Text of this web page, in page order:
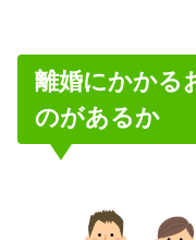
離婚にかかる
のがあるか